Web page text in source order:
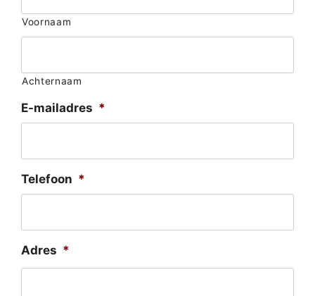
Voornaam
Achternaam
E-mailadres *
Telefoon *
Adres *